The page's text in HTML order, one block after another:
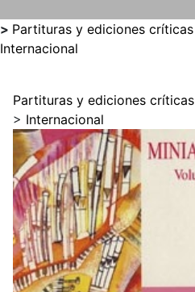
> Partituras y ediciones críticas
Internacional
Partituras y ediciones críticas
> Internacional